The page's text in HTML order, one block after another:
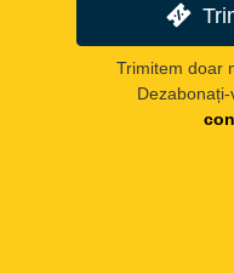
Trimitem doar
Dezabonați-